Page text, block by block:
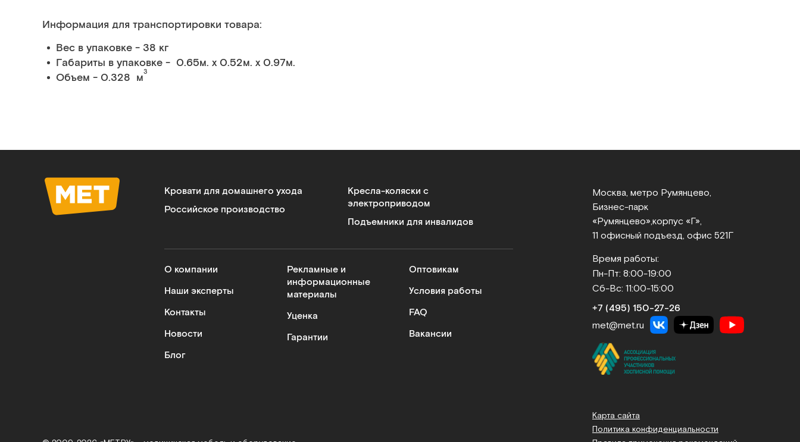
Информация для транспортировки товара:
Вес в упаковке - 38 кг
Габариты в упаковке - 0.65м. x 0.52м. x 0.97м.
Объем - 0.328 м3
Кровати для домашнего ухода
Российское производство
Кресла-коляски с
электроприводом
Подъемники для инвалидов
О компании
Наши эксперты
Контакты
Новости
Блог
Рекламные и
информационные
материалы
Уценка
Гарантии
Оптовикам
Условия работы
FAQ
Вакансии
Москва, метро Румянцево,
Бизнес‑парк
«Румянцево», корпус «Г»,
11 офисный подъезд, офис 521Г
Время работы:
Пн-Пт: 8:00-19:00
Сб-Вс: 11:00-15:00
+7 (495) 150‑27‑26
met@met.ru
Карта сайта
Политика конфиденциальности